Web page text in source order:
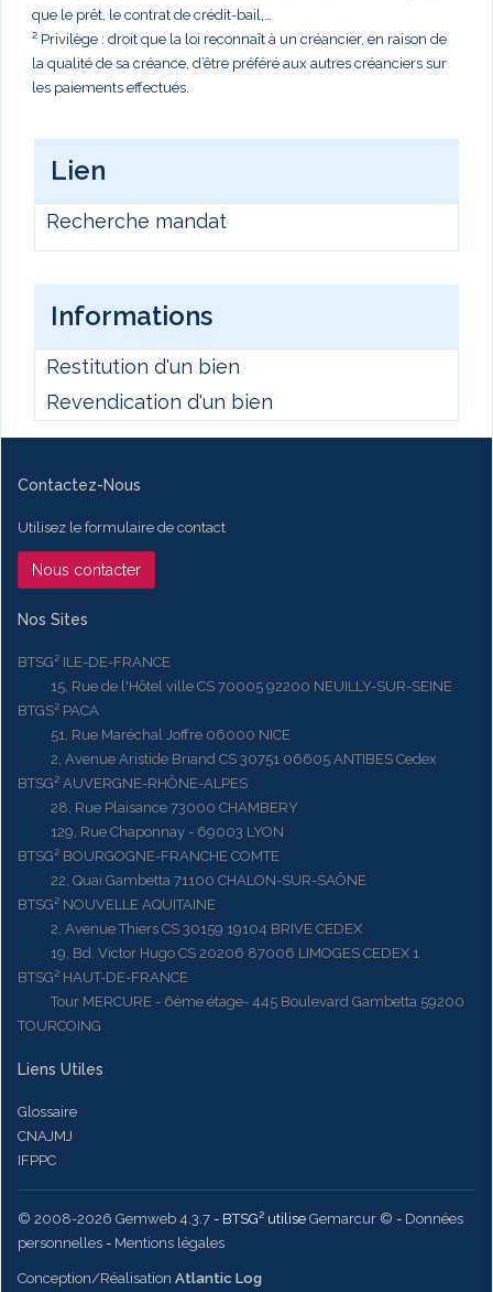
que le prêt, le contrat de crédit-bail,…
² Privilège : droit que la loi reconnaît à un créancier, en raison de
la qualité de sa créance, d’être préféré aux autres créanciers sur
les paiements effectués.
Lien
Recherche mandat
Informations
Restitution d'un bien
Revendication d'un bien
Contactez-Nous
Utilisez le formulaire de contact
Nous contacter
Nos Sites
BTSG² ILE-DE-FRANCE
15, Rue de l'Hôtel ville CS 70005 92200 NEUILLY-SUR-SEINE
BTGS² PACA
51, Rue Maréchal Joffre 06000 NICE
2, Avenue Aristide Briand CS 30751 06605 ANTIBES Cedex
BTSG² AUVERGNE-RHÔNE-ALPES
28, Rue Plaisance 73000 CHAMBERY
129, Rue Chaponnay - 69003 LYON
BTSG² BOURGOGNE-FRANCHE COMTE
22, Quai Gambetta 71100 CHALON-SUR-SAÔNE
BTSG² NOUVELLE AQUITAINE
2, Avenue Thiers CS 30159 19104 BRIVE CEDEX
19, Bd. Victor Hugo CS 20206 87006 LIMOGES CEDEX 1
BTSG² HAUT-DE-FRANCE
Tour MERCURE - 6ème étage- 445 Boulevard Gambetta 59200
TOURCOING
Liens Utiles
Glossaire
CNAJMJ
IFPPC
© 2008-2026 Gemweb 4.3.7 - BTSG² utilise Gemarcur © - Données
personnelles - Mentions légales
Conception/Réalisation Atlantic Log